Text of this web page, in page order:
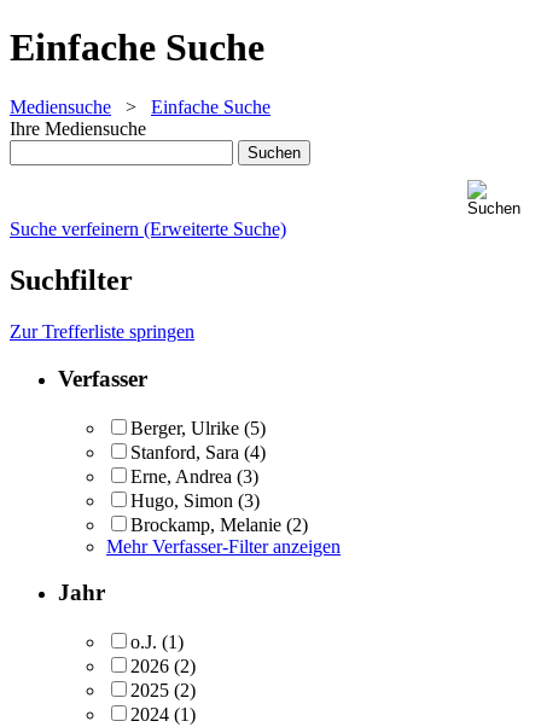
Einfache Suche
Mediensuche > Einfache Suche
Ihre Mediensuche
Suche verfeinern (Erweiterte Suche)
Suchfilter
Zur Trefferliste springen
Verfasser
Berger, Ulrike (5)
Stanford, Sara (4)
Erne, Andrea (3)
Hugo, Simon (3)
Brockamp, Melanie (2)
Mehr Verfasser-Filter anzeigen
Jahr
o.J. (1)
2026 (2)
2025 (2)
2024 (1)